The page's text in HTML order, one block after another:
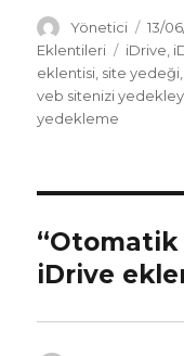
Yazar
Yönetici
Yayın
tarihi
13/
Eklentileri
Etiketler
iDrive
eklentisi site yedeği
veb sitenizi
yedekleme
“Otomatik
iDrive